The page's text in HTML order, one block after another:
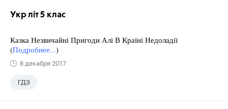
Укр літ 5 клас
Казка Незвичайні Пригоди Алі В Країні Недоладії
(Подробнее...)
8 декабря 2017
ГДЗ